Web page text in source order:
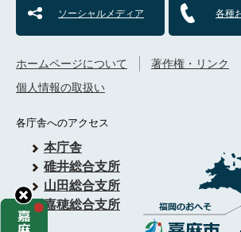
ソーシャルメディア 各種
各庁舎へのアクセス
本庁舎
碓井総合支所
山田総合支所
嘉穂総合支所
ホームページについて
著作権・リンク
個人情報の取扱い